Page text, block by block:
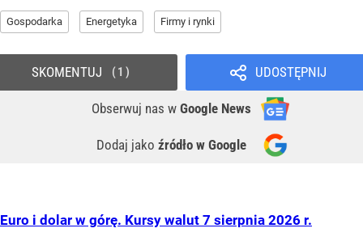
Gospodarka Energetyka Firmy i rynki
UDOSTĘPNIJ
Obserwuj nas w Google News
Dodaj jako źródło w Google
SKOMENTUJ 1
Euro i dolar w górę. Kursy walut 7 sierpnia 2026 r.